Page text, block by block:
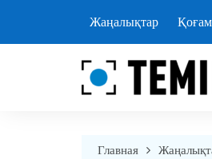
содержанию
Жаңалықтар Қоғам
Главная